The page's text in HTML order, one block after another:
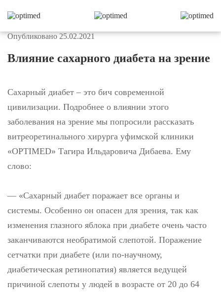
Влияние сахарного диабета на зрение
Опубликовано 25.02.2021
Сахарный диабет – это бич современной
цивилизации. Подробнее о влиянии этого
заболевания на зрение мы попросили рассказать
витреоретинального хирурга уфимской клиники
«OPTIMED» Тагира Ильдаровича Дибаева. Ему
слово:
— «Сахарный диабет поражает все органы и
системы. Особенно он опасен для зрения, так как
изменения глазного яблока при диабете очень часто
заканчиваются необратимой слепотой. Поражение
сетчатки при диабете (или по-научному,
диабетическая ретинопатия) является ведущей
причиной слепоты у людей в возрасте от 20 до 64